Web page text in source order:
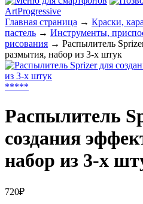
ArtProgressive
Главная страница → Краски,
пастель → Инструменты,
рисования → Распылитель
размытия, набор из 3-х штук
*****
Распылитель
создания
набор из 3-х
720₽